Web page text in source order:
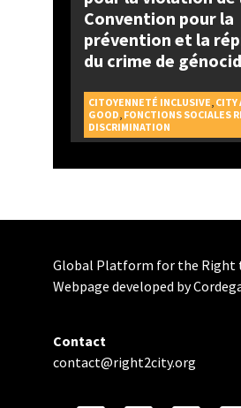
Convention pour la
prévention et la
du crime de
CITOYENNETÉ INCLUSIVE CITY
GOOD FONCTIONS SOCIALES
DISCRIMINATION
Global Platform for the Right
Webpage developed by
Contact
contact@right2city.org